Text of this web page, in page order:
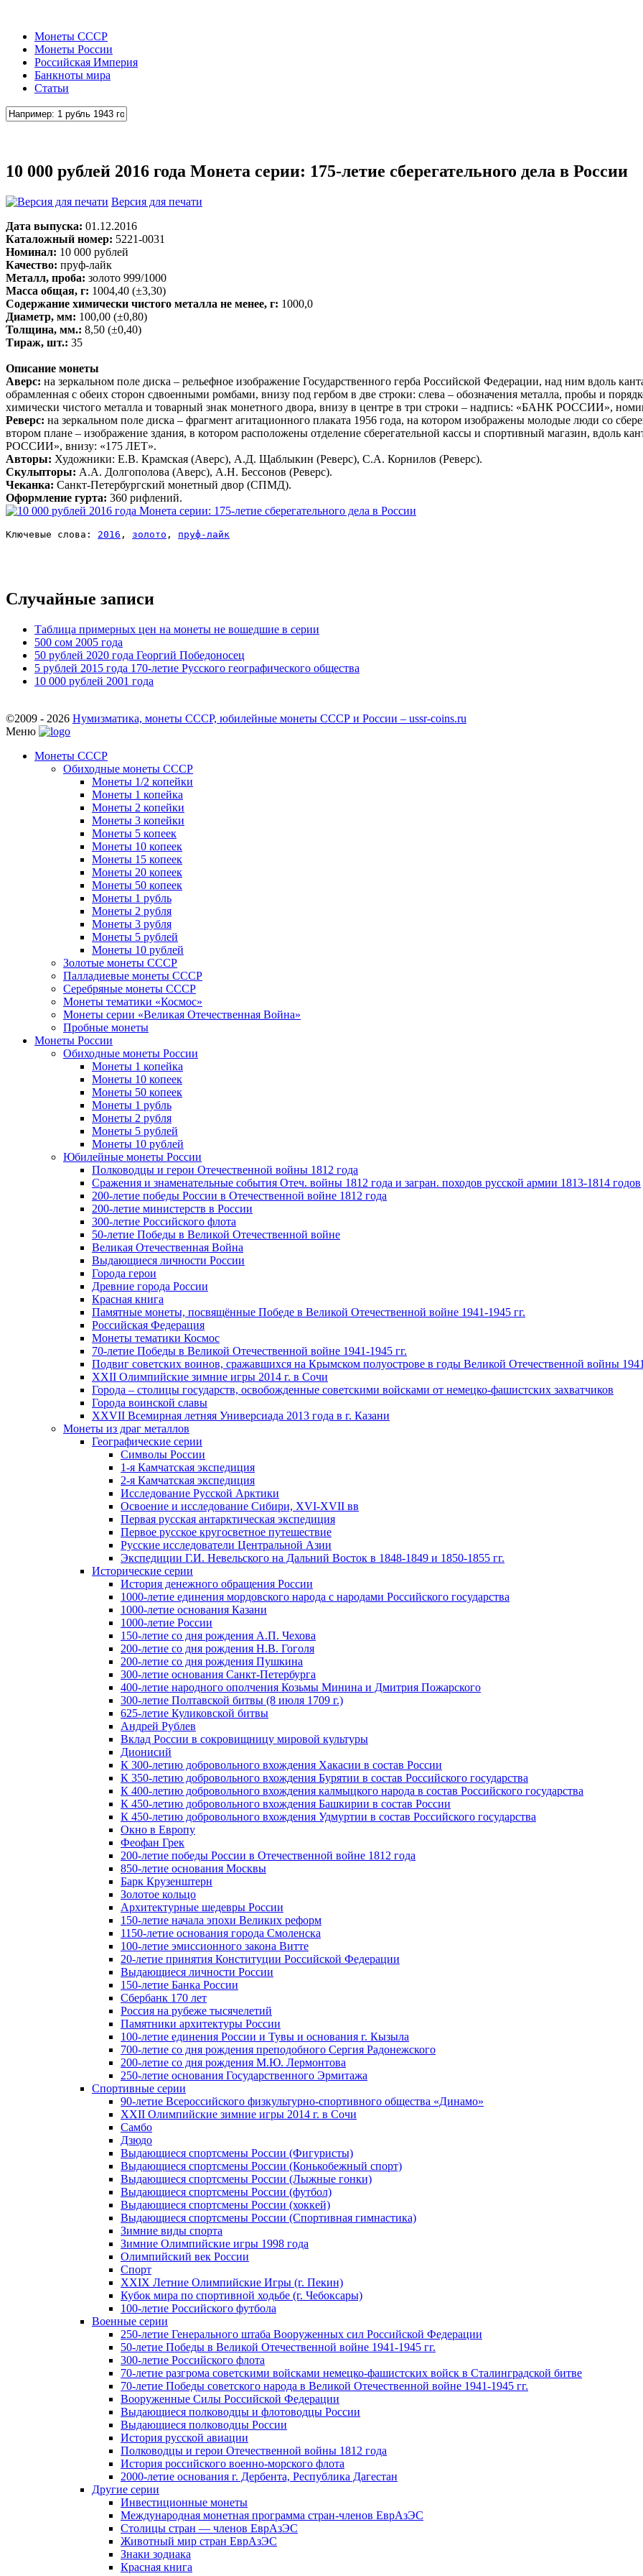
Монеты СССР
Монеты России
Российская Империя
Банкноты мира
Статьи
10 000 рублей 2016 года Монета серии: 175-летие сберегательного дела в России
Версия для печати
Дата выпуска: 01.12.2016
Каталожный номер: 5221-0031
Номинал: 10 000 рублей
Качество: пруф-лайк
Металл, проба: золото 999/1000
Масса общая, г: 1004,40 (±3,30)
Содержание химически чистого металла не менее, г: 1000,0
Диаметр, мм: 100,00 (±0,80)
Толщина, мм.: 8,50 (±0,40)
Тираж, шт.: 35
Описание монеты
Аверс: на зеркальном поле диска – рельефное изображение Государственного герба Российской Федерации, над ним
обрамленная с обеих сторон сдвоенными ромбами, внизу под гербом в две строки: слева – обозначения металла, пробы и
химически чистого металла и товарный знак монетного двора, внизу в центре в три строки – надпись: «БАНК РОССИИ»,
Реверс: на зеркальном поле диска – фрагмент агитационного плаката 1956 года, на котором изображены молодые люди со
втором плане – изображение здания, в котором расположены отделение сберегательной кассы и спортивный магазин,
РОССИИ», внизу: «175 ЛЕТ».
Авторы: Художники: Е.В. Крамская (Аверс), А.Д. Щаблыкин (Реверс), С.А. Корнилов (Реверс).
Скульпторы: А.А. Долгополова (Аверс), А.Н. Бессонов (Реверс).
Чеканка: Санкт-Петербургский монетный двор (СПМД).
Оформление гурта: 360 рифлений.
Ключевые слова: 2016 , золото , пруф-лайк
Случайные записи
Таблица примерных цен на монеты не вошедшие в серии
500 сом 2005 года
50 рублей 2020 года Георгий Победоносец
5 рублей 2015 года 170-летие Русского географического общества
10 000 рублей 2001 года
©2009 - 2026 Нумизматика, монеты СССР, юбилейные монеты СССР и России – ussr-coins.ru
Меню
Монеты СССР
Обиходные монеты СССР
Монеты 1/2 копейки
Монеты 1 копейка
Монеты 2 копейки
Монеты 3 копейки
Монеты 5 копеек
Монеты 10 копеек
Монеты 15 копеек
Монеты 20 копеек
Монеты 50 копеек
Монеты 1 рубль
Монеты 2 рубля
Монеты 3 рубля
Монеты 5 рублей
Монеты 10 рублей
Золотые монеты СССР
Палладиевые монеты СССР
Серебряные монеты CCCР
Монеты тематики «Космос»
Монеты серии «Великая Отечественная Война»
Пробные монеты
Монеты России
Обиходные монеты России
Монеты 1 копейка
Монеты 10 копеек
Монеты 50 копеек
Монеты 1 рубль
Монеты 2 рубля
Монеты 5 рублей
Монеты 10 рублей
Юбилейные монеты России
Полководцы и герои Отечественной войны 1812 года
Сражения и знаменательные события Отеч. войны 1812 года и загран. походов русской армии 1813-1814 годов
200-летие победы России в Отечественной войне 1812 года
200-летие министерств в России
300-летие Российского флота
50-летие Победы в Великой Отечественной войне
Великая Отечественная Война
Выдающиеся личности России
Города герои
Древние города России
Красная книга
Памятные монеты, посвящённые Победе в Великой Отечественной войне 1941-1945 гг.
Российская Федерация
Монеты тематики Космос
70-летие Победы в Великой Отечественной войне 1941-1945 гг.
Подвиг советских воинов, сражавшихся на Крымском полуострове в годы Великой Отечественной войны
XXII Олимпийские зимние игры 2014 г. в Сочи
Города – столицы государств, освобожденные советскими войсками от немецко-фашистских захватчиков
Города воинской славы
XXVII Всемирная летняя Универсиада 2013 года в г. Казани
Монеты из драг металлов
Географические серии
Символы России
1-я Камчатская экспедиция
2-я Камчатская экспедиция
Исследование Русской Арктики
Освоение и исследование Сибири, XVI-XVII вв
Первая русская антарктическая экспедиция
Первое русское кругосветное путешествие
Русские исследователи Центральной Азии
Экспедиции Г.И. Невельского на Дальний Восток в 1848-1849 и 1850-1855 гг.
Исторические серии
История денежного обращения России
1000-летие единения мордовского народа с народами Российского государства
1000-летие основания Казани
1000-летие России
150-летие со дня рождения А.П. Чехова
200-летие со дня рождения Н.В. Гоголя
200-летие со дня рождения Пушкина
300-летие основания Санкт-Петербурга
400-летие народного ополчения Козьмы Минина и Дмитрия Пожарского
300-летие Полтавской битвы (8 июля 1709 г.)
625-летие Куликовской битвы
Андрей Рублев
Вклад России в сокровищницу мировой культуры
Дионисий
К 300-летию добровольного вхождения Хакасии в состав России
К 350-летию добровольного вхождения Бурятии в состав Российского государства
К 400-летию добровольного вхождения калмыцкого народа в состав Российского государства
К 450-летию добровольного вхождения Башкирии в состав России
К 450-летию добровольного вхождения Удмуртии в состав Российского государства
Окно в Европу
Феофан Грек
200-летие победы России в Отечественной войне 1812 года
850-летие основания Москвы
Барк Крузенштерн
Золотое кольцо
Архитектурные шедевры России
150-летие начала эпохи Великих реформ
1150-летие основания города Смоленска
100-летие эмиссионного закона Витте
20-летие принятия Конституции Российской Федерации
Выдающиеся личности России
150-летие Банка России
Сбербанк 170 лет
Россия на рубеже тысячелетий
Памятники архитектуры России
100-летие единения России и Тувы и основания г. Кызыла
700-летие со дня рождения преподобного Сергия Радонежского
200-летие со дня рождения М.Ю. Лермонтова
250-летие основания Государственного Эрмитажа
Спортивные серии
90-летие Всероссийского физкультурно-спортивного общества «Динамо»
XXII Олимпийские зимние игры 2014 г. в Сочи
Самбо
Дзюдо
Выдающиеся спортсмены России (Фигуристы)
Выдающиеся спортсмены России (Конькобежный спорт)
Выдающиеся спортсмены России (Лыжные гонки)
Выдающиеся спортсмены России (футбол)
Выдающиеся спортсмены России (хоккей)
Выдающиеся спортсмены России (Спортивная гимнастика)
Зимние виды спорта
Зимние Олимпийские игры 1998 года
Олимпийский век России
Спорт
XXIX Летние Олимпийские Игры (г. Пекин)
Кубок мира по спортивной ходьбе (г. Чебоксары)
100-летие Российского футбола
Военные серии
250-летие Генерального штаба Вооруженных сил Российской Федерации
50-летие Победы в Великой Отечественной войне 1941-1945 гг.
300-летие Российского флота
70-летие разгрома советскими войсками немецко-фашистских войск в Сталинградской битве
70-летие Победы советского народа в Великой Отечественной войне 1941-1945 гг.
Вооруженные Силы Российской Федерации
Выдающиеся полководцы и флотоводцы России
Выдающиеся полководцы России
История русской авиации
Полководцы и герои Отечественной войны 1812 года
История российского военно-морского флота
2000-летие основания г. Дербента, Республика Дагестан
Другие серии
Инвестиционные монеты
Международная монетная программа стран-членов ЕврАзЭС
Столицы стран — членов ЕврАзЭС
Животный мир стран ЕврАзЭС
Знаки зодиака
Красная книга